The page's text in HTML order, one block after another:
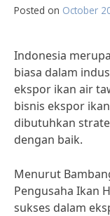
Posted on October
Indonesia
biasa dalam
ekspor ikan air
bisnis ekspor
dibutuhkan
dengan baik.
Menurut
Pengusaha Ikan
sukses dalam